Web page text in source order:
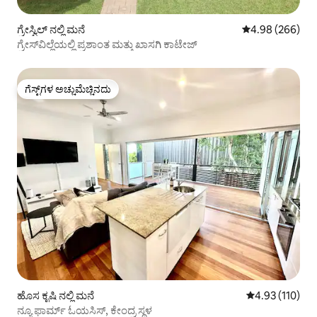
ಗ್ರೇಸ್ವಿಲ್ ನಲ್ಲಿ ಮನೆ 5 ರಲ್ಲಿ 4.98
4.98 (266)
ಗ್ರೇಸ್‌ವಿಲ್ಲೆಯಲ್ಲಿ ಪ್ರಶಾಂತ ಮತ್ತು ಖಾಸಗಿ ಕಾಟೇಜ್
ಗೆಸ್ಟ್‌ಗಳ ಅಚ್ಚುಮೆಚ್ಚಿನದು
ಗೆಸ್ಟ್‌ಗಳ ಅಚ್ಚುಮೆಚ್ಚಿನದು
ಹೊಸ ಕೃಷಿ ನಲ್ಲಿ ಮನೆ 5 ರಲ್ಲಿ 4.93
4.93 (110)
ನ್ಯೂ ಫಾರ್ಮ್ ಓಯಸಿಸ್, ಕೇಂದ್ರ ಸ್ಥಳ